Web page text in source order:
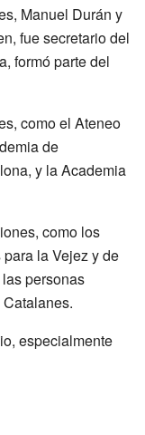
Manuel Durán y
fue secretario del
formó parte del
como el Ateneo
de
y la Academia
como los
la Vejez y de
personas
especialmente